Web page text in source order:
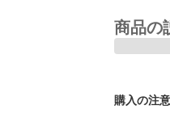
商品の
購入の注